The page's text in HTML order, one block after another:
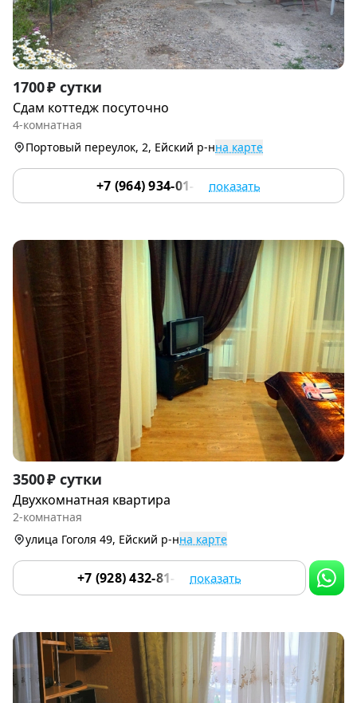
Item
1
of
1700 ₽ сутки
Сдам коттедж посуточно
4-комнатная
Портовый переулок, 2, Ейский р-нна карте
+7 (964) 934-01-99 показать
Item
1
of
9
3500 ₽ сутки
Двухкомнатная квартира
2-комнатная
улица Гоголя 49, Ейский р-нна карте
+7 (928) 432-81-79 показать